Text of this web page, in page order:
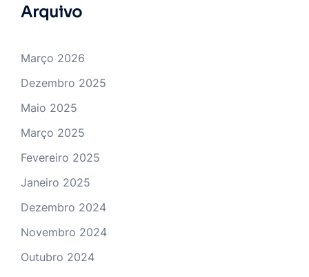
Arquivo
Março 2026
Dezembro 2025
Maio 2025
Março 2025
Fevereiro 2025
Janeiro 2025
Dezembro 2024
Novembro 2024
Outubro 2024